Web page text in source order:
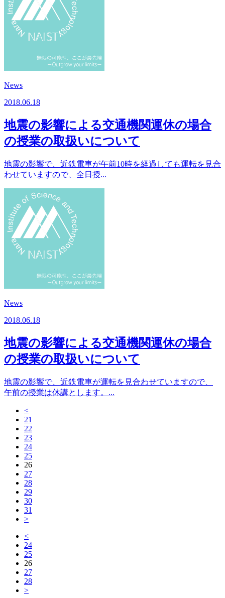
News
2018.06.18
地震の影響による交通機関運休の場合
の授業の取扱いについて
地震の影響で、近鉄電車が午前10時を経過しても運転を見合
わせていますので、全日授...
News
2018.06.18
地震の影響による交通機関運休の場合
の授業の取扱いについて
地震の影響で、近鉄電車が運転を見合わせていますので、
午前の授業は休講とします。...
<
21
22
23
24
25
26
27
28
29
30
31
>
<
24
25
26
27
28
>